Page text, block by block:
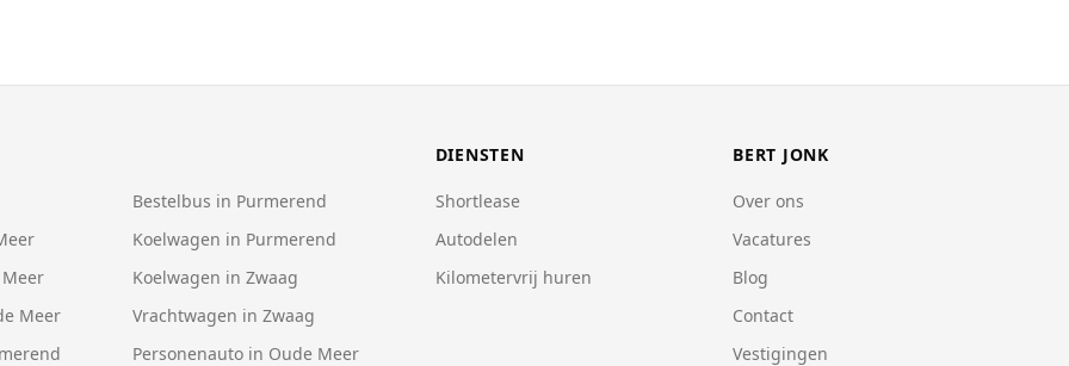
Bestelbus in Purmerend
Koelwagen in Purmerend
Koelwagen in Zwaag
Meer
Vrachtwagen in Zwaag
Personenauto in Oude Meer
DIENSTEN
Shortlease
Autodelen
Kilometervrij huren
BERT JONK
Over ons
Vacatures
Blog
Contact
Vestigingen